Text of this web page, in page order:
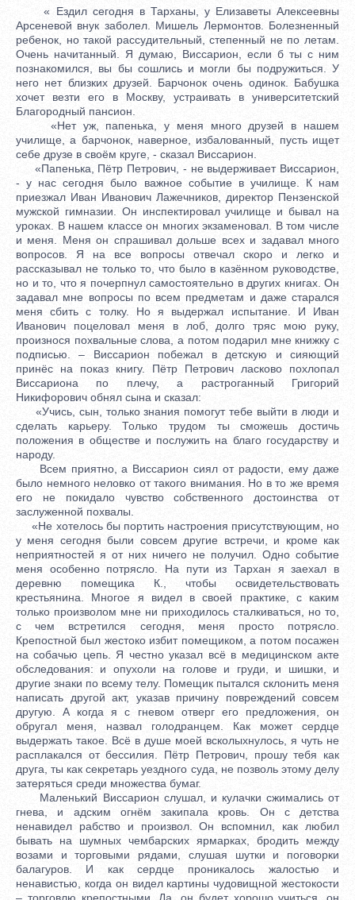
« Ездил сегодня в Тарханы, у Елизаветы Алексеевны
Арсеневой внук заболел. Мишель Лермонтов. Болезненный
ребенок, но такой рассудительный, степенный не по летам.
Очень начитанный. Я думаю, Виссарион, если б ты с ним
познакомился, вы бы сошлись и могли бы подружиться. У
него нет близких друзей. Барчонок очень одинок. Бабушка
хочет везти его в Москву, устраивать в университетский
Благородный пансион.
«Нет уж, папенька, у меня много друзей в нашем
училище, а барчонок, наверное, избалованный, пусть ищет
себе друзе в своём круге, - сказал Виссарион.
«Папенька, Пётр Петрович, - не выдерживает Виссарион,
- у нас сегодня было важное событие в училище. К нам
приезжал Иван Иванович Лажечников, директор Пензенской
мужской гимназии. Он инспектировал училище и бывал на
уроках. В нашем классе он многих экзаменовал. В том числе
и меня. Меня он спрашивал дольше всех и задавал много
вопросов. Я на все вопросы отвечал скоро и легко и
рассказывал не только то, что было в казённом руководстве,
но и то, что я почерпнул самостоятельно в других книгах. Он
задавал мне вопросы по всем предметам и даже старался
меня сбить с толку. Но я выдержал испытание. И Иван
Иванович поцеловал меня в лоб, долго тряс мою руку,
произнося похвальные слова, а потом подарил мне книжку с
подписью. – Виссарион побежал в детскую и сияющий
принёс на показ книгу. Пётр Петрович ласково похлопал
Виссариона по плечу, а растроганный Григорий
Никифорович обнял сына и сказал:
«Учись, сын, только знания помогут тебе выйти в люди и
сделать карьеру. Только трудом ты сможешь достичь
положения в обществе и послужить на благо государству и
народу.
Всем приятно, а Виссарион сиял от радости, ему даже
было немного неловко от такого внимания. Но в то же время
его не покидало чувство собственного достоинства от
заслуженной похвалы.
«Не хотелось бы портить настроения присутствующим, но
у меня сегодня были совсем другие встречи, и кроме как
неприятностей я от них ничего не получил. Одно событие
меня особенно потрясло. На пути из Тархан я заехал в
деревню помещика К., чтобы освидетельствовать
крестьянина. Многое я видел в своей практике, с каким
только произволом мне ни приходилось сталкиваться, но то,
с чем встретился сегодня, меня просто потрясло.
Крепостной был жестоко избит помещиком, а потом посажен
на собачью цепь. Я честно указал всё в медицинском акте
обследования: и опухоли на голове и груди, и шишки, и
другие знаки по всему телу. Помещик пытался склонить меня
написать другой акт, указав причину повреждений совсем
другую. А когда я с гневом отверг его предложения, он
обругал меня, назвал голодранцем. Как может сердце
выдержать такое. Всё в душе моей всколыхнулось, я чуть не
расплакался от бессилия. Пётр Петрович, прошу тебя как
друга, ты как секретарь уездного суда, не позволь этому делу
затеряться среди множества бумаг.
Маленький Виссарион слушал, и кулачки сжимались от
гнева, и адским огнём закипала кровь. Он с детства
ненавидел рабство и произвол. Он вспомнил, как любил
бывать на шумных чембарских ярмарках, бродить между
возами и торговыми рядами, слушая шутки и поговорки
балагуров. И как сердце проникалось жалостью и
ненавистью, когда он видел картины чудовищной жестокости
– торговлю крепостными. Да, он будет хорошо учиться, он